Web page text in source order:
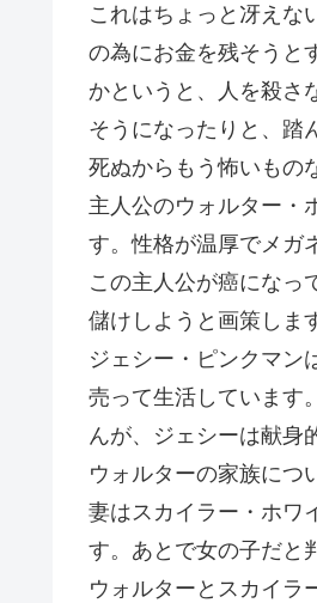
これはちょっと冴えな
の為にお金を残そうと
かというと、人を殺さ
そうになったりと、踏
死ぬからもう怖いもの
主人公のウォルター・
す。性格が温厚でメガ
この主人公が癌になっ
儲けしようと画策しま
ジェシー・ピンクマン
売って生活しています
んが、ジェシーは献身
ウォルターの家族につ
妻はスカイラー・ホワ
す。あとで女の子だと
ウォルターとスカイラ